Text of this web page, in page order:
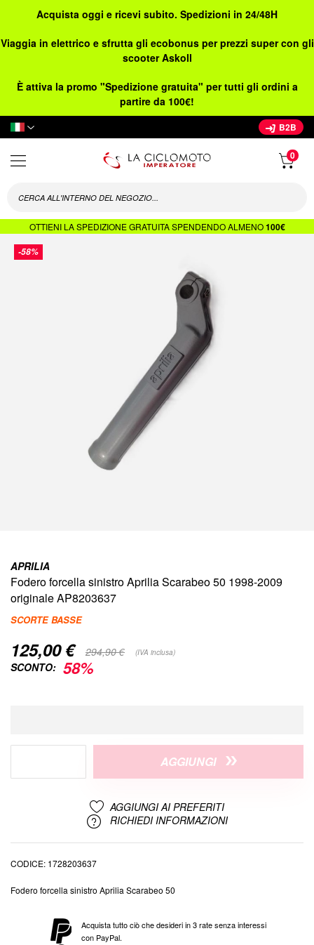
Acquista oggi e ricevi subito. Spedizioni in 24/48H
Viaggia in elettrico e sfrutta gli ecobonus per prezzi super con gli
scooter Askoll
È attiva la promo "Spedizione gratuita" per tutti gli ordini a
partire da 100€!
Lingua
B2B
OTTIENI LA SPEDIZIONE GRATUITA SPENDENDO ALMENO100€
alla
-58%
della
galleria
di
APRILIA
Fodero forcella sinistro Aprilia Scarabeo 50 1998-2009
originale AP8203637
SCORTE BASSE
Special
Price
125,00 € 294,90 € (IVA inclusa)
SCONTO: 58%
AGGIUNGI
AGGIUNGI AI PREFERITI
RICHIEDI INFORMAZIONI
CODICE 1728203637
Fodero forcella sinistro Aprilia Scarabeo 50
Acquista tutto ciò che desideri in 3 rate senza interessi
con PayPal.